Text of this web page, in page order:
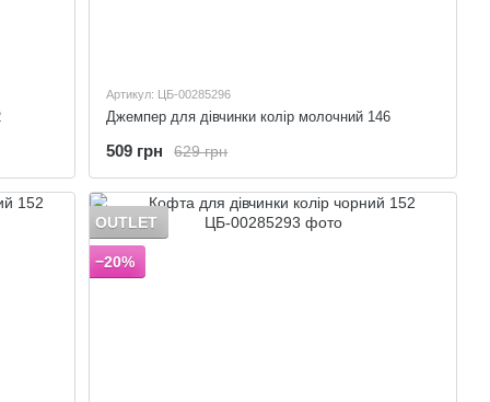
Артикул: ЦБ-00285296
Джемпер для дівчинки колір молочний 146
629 грн
509 грн
OUTLET
−20%